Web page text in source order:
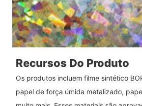
Recursos Do Produto
Os produtos incluem filme sintético
papel de força úmida metalizado,